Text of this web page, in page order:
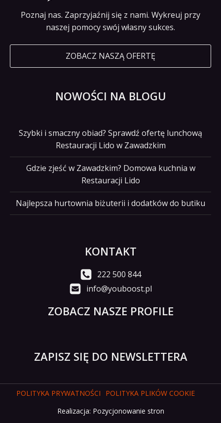
Poznaj nas. Zaprzyjaźnij się z nami. Wykreuj przy
naszej pomocy swój własny sukces.
ZOBACZ NASZĄ OFERTĘ
NOWOŚCI NA BLOGU
Szybki i smaczny obiad? Sprawdź ofertę lunchową
Restauracji Lido w Zawadzkim
Gdzie zjeść w Zawadzkim? Domowa kuchnia w
Restauracji Lido
Najlepsza hurtownia biżuterii i dodatków do butiku
KONTAKT
222 500 844
info@youboost.pl
ZOBACZ NASZE PROFILE
ZAPISZ SIĘ DO NEWSLETTERA
POLITYKA PRYWATNOŚCI
POLITYKA PLIKÓW COOKIE
Realizacja: Pozycjonowanie stron